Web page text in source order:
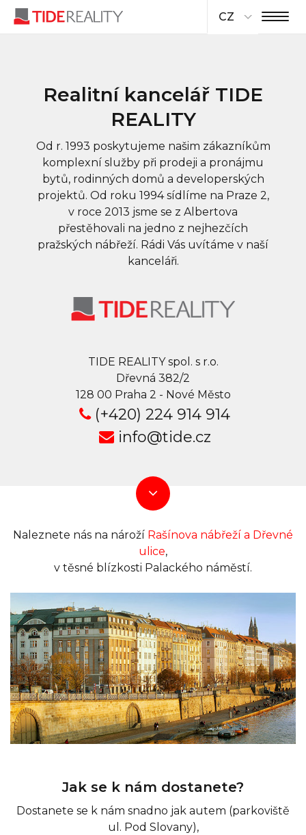
CZ
Realitní kancelář TIDE
REALITY
Od r. 1993 poskytujeme našim zákazníkům
komplexní služby při prodeji a pronájmu
bytů, rodinných domů a developerských
projektů. Od roku 1994 sídlíme na Praze 2,
v roce 2013 jsme se z Albertova
přestěhovali na jedno z nejhezčích
pražských nábřeží. Rádi Vás uvítáme v naší
kanceláři.
TIDE REALITY spol. s r.o.
Dřevná 382/2
128 00 Praha 2 - Nové Město
(+420) 224 914 914
info@tide.cz
Naleznete nás na nároží Rašínova nábřeží a Dřevné
ulice,
v těsné blízkosti Palackého náměstí.
Jak se k nám dostanete?
Dostanete se k nám snadno jak autem (parkoviště
ul. Pod Slovany),